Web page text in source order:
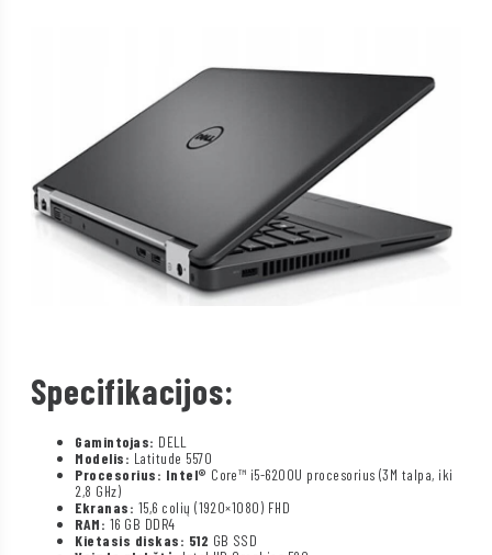
Specifikacijos:
Gamintojas: DELL
Modelis: Latitude 5570
Procesorius: Intel® Core™ i5-6200U procesorius (3M talpa, iki
2,8 GHz)
Ekranas: 15,6 colių (1920×1080) FHD
RAM: 16 GB DDR4
Kietasis diskas: 512 GB SSD